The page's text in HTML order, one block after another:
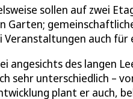
sollen auf zwei
Garten;
Veranstaltungen auch
angesichts des langen
sehr unterschiedlich –
plant er auch,